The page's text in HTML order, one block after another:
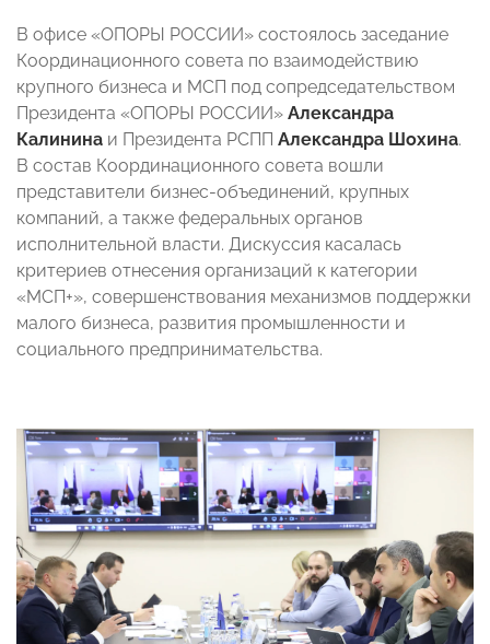
В офисе «ОПОРЫ РОССИИ» состоялось заседание
Координационного совета по взаимодействию
крупного бизнеса и МСП под сопредседательством
Президента «ОПОРЫ РОССИИ» Александра
Калинина и Президента РСПП Александра Шохина.
В состав Координационного совета вошли
представители бизнес-объединений, крупных
компаний, а также федеральных органов
исполнительной власти. Дискуссия касалась
критериев отнесения организаций к категории
«МСП+», совершенствования механизмов поддержки
малого бизнеса, развития промышленности и
социального предпринимательства.